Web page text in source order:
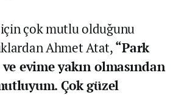
için çok mutlu olduğunu
Ahmet Atat,“Park
ve evime yakın olmasından
Çok güzel